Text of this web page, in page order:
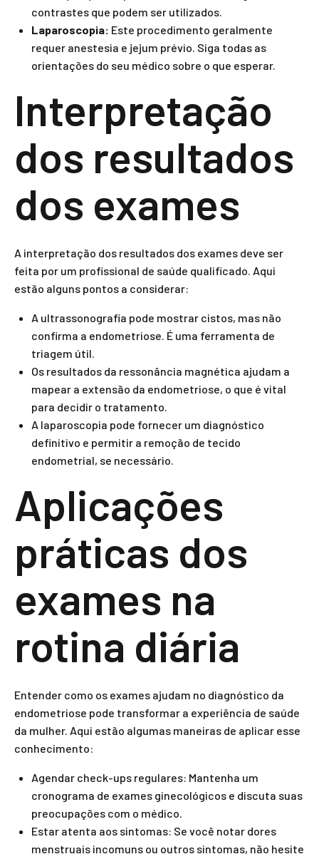
contrastes que podem ser utilizados.
Laparoscopia: Este procedimento geralmente
requer anestesia e jejum prévio. Siga todas as
orientações do seu médico sobre o que esperar.
Interpretação
dos resultados
dos exames
A interpretação dos resultados dos exames deve ser
feita por um profissional de saúde qualificado. Aqui
estão alguns pontos a considerar:
A ultrassonografia pode mostrar cistos, mas não
confirma a endometriose. É uma ferramenta de
triagem útil.
Os resultados da ressonância magnética ajudam a
mapear a extensão da endometriose, o que é vital
para decidir o tratamento.
A laparoscopia pode fornecer um diagnóstico
definitivo e permitir a remoção de tecido
endometrial, se necessário.
Aplicações
práticas dos
exames na
rotina diária
Entender como os exames ajudam no diagnóstico da
endometriose pode transformar a experiência de saúde
da mulher. Aqui estão algumas maneiras de aplicar esse
conhecimento:
Agendar check-ups regulares: Mantenha um
cronograma de exames ginecológicos e discuta suas
preocupações com o médico.
Estar atenta aos sintomas: Se você notar dores
menstruais incomuns ou outros sintomas, não hesite